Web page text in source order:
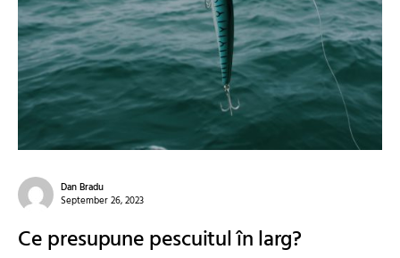
Dan Bradu
September 26, 2023
Ce presupune pescuitul în larg?